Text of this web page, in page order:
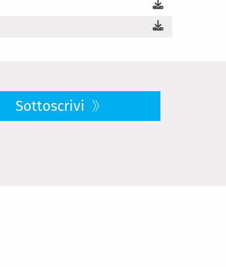
Sottoscrivi